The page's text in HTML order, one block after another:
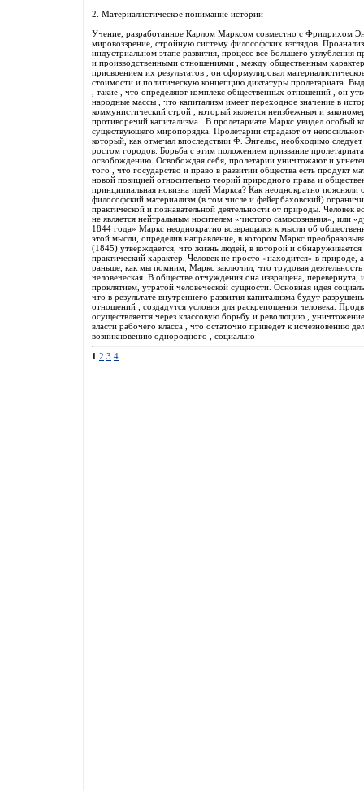
2. Материалистическое понимание истории
Учение, разработанное Карлом Марксом совместно с Фридрихом
мировоззрение, стройную систему философских взглядов.
индустриальном этапе развития, процесс все большего
и производственными отношениями , между общественным
присвоением их результатов , он сформулировал
стоимости и политическую концепцию диктатуры пролетариата.
, такие , что определяют комплекс общественных отношений , он
народные массы , что капитализм имеет переходное значение в
коммунистический строй , который является неизбежным и
противоречий капитализма . В пролетариате Маркс увидел особый
существующего миропорядка. Пролетарии страдают от
который, как отмечал впоследствии Ф. Энгельс, необходимо
ростом городов. Борьба с этим положением призвание
освобождению. Освобождая себя, пролетарии уничтожают и
того , что государство и право в развитии общества есть продукт
новой позицией относительно теорий природного права и
принципиальная новизна идей Маркса? Как неоднократно
философский материализм (в том числе и фейербаховский)
практической и познавательной деятельности от природы.
не является нейтральным носителем «чистого самосознания», или
1844 года» Маркс неоднократно возвращался к мысли об
этой мысли, определив направление, в котором Маркс
(1845) утверждается, что жизнь людей, в которой и
практический характер. Человек не просто «находится» в природе,
раньше, как мы помним, Маркс заключил, что трудовая
человеческая. В обществе отчуждения она извращена,
проклятием, утратой человеческой сущности. Основная идея
что в результате внутреннего развития капитализма будут
отношений , создадутся условия для раскрепощения человека.
осуществляется через классовую борьбу и революцию ,
власти рабочего класса , что остаточно приведет к исчезновению
возникновению однородного , социально
1 2 3 4